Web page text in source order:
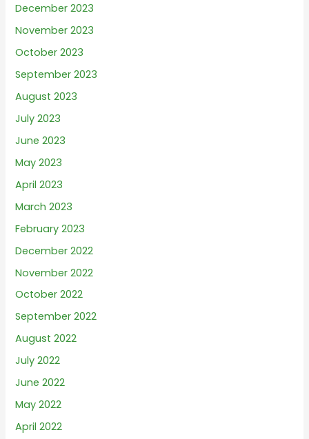
December 2023
November 2023
October 2023
September 2023
August 2023
July 2023
June 2023
May 2023
April 2023
March 2023
February 2023
December 2022
November 2022
October 2022
September 2022
August 2022
July 2022
June 2022
May 2022
April 2022